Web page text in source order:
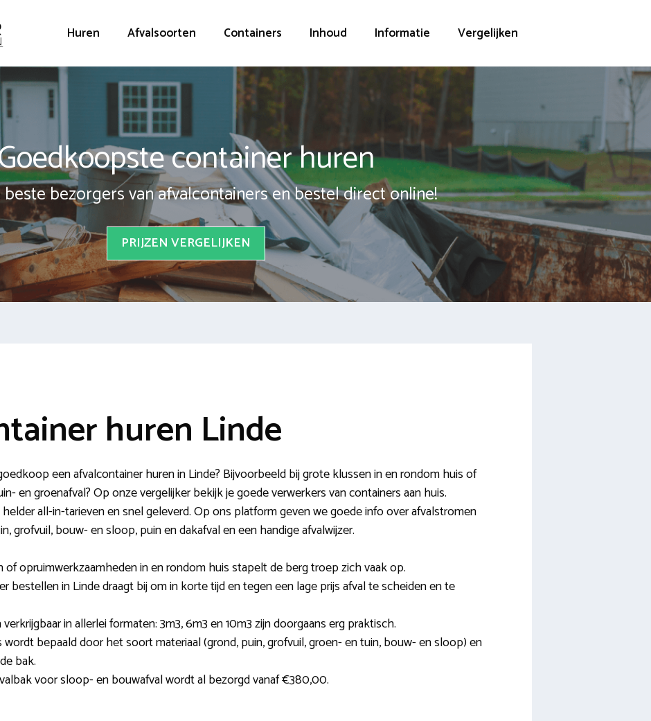
Huren Afvalsoorten Containers Inhoud Informatie Vergelijken
container huren
bezorgers van afvalcontainers en bestel direct online!
PRIJZEN VERGELIJKEN
huren Linde
een afvalcontainer huren in Linde? Bijvoorbeeld bij grote klussen in en rondom huis of
en groenafval? Op onze vergelijker bekijk je goede verwerkers van containers aan huis.
all-in-tarieven en snel geleverd. Op ons platform geven we goede info over afvalstromen
grofvuil, bouw- en sloop, puin en dakafval en een handige afvalwijzer.
of opruimwerkzaamheden in en rondom huis stapelt de berg troep zich vaak op.
bestellen in Linde draagt bij om in korte tijd en tegen een lage prijs afval te scheiden en te
in allerlei formaten: 3m3, 6m3 en 10m3 zijn doorgaans erg praktisch.
wordt bepaald door het soort materiaal (grond, puin, grofvuil, groen- en tuin, bouw- en sloop) en
bak.
voor sloop- en bouwafval wordt al bezorgd vanaf €380,00.